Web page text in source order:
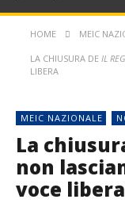
HOME MEIC
LA CHIUSURA DE IL
LIBERA
MEIC NAZIONALE
La
non
voce libera